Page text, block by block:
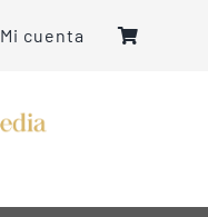
Mi cuenta